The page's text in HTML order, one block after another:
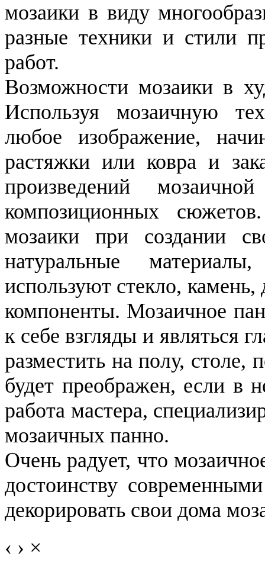
мозаики в виду
разные техники и стили
работ.
Возможности мозаики в
Используя мозаичную
любое изображение,
растяжки или ковра и
произведений
композиционных
мозаики при создании
натуральные
используют стекло,
компоненты. Мозаичное
к себе взгляды и являться
разместить на полу, столе,
будет преображен, если в
работа мастера,
мозаичных панно.
Очень радует, что
достоинству
декорировать свои дома
‹ › ×